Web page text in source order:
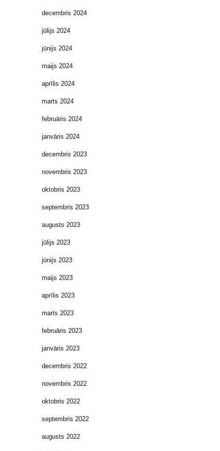
decembris 2024
jūlijs 2024
jūnijs 2024
maijs 2024
aprīlis 2024
marts 2024
februāris 2024
janvāris 2024
decembris 2023
novembris 2023
oktobris 2023
septembris 2023
augusts 2023
jūlijs 2023
jūnijs 2023
maijs 2023
aprīlis 2023
marts 2023
februāris 2023
janvāris 2023
decembris 2022
novembris 2022
oktobris 2022
septembris 2022
augusts 2022